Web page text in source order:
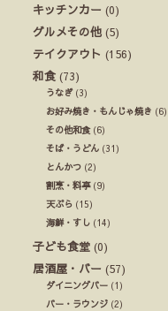
キッチンカー (0)
グルメその他 (5)
テイクアウト (156)
和食 (73)
うなぎ(3)
お好み焼き・もんじゃ焼き (6)
その他和食(6)
そば・うどん (31)
とんかつ (2)
割烹・料亭(9)
天ぷら (15)
海鮮・すし (14)
子ども食堂 (0)
居酒屋・バー (57)
ダイニングバー (1)
バー・ラウンジ (2)